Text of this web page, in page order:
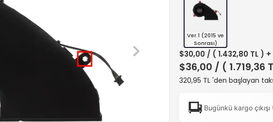
Ver.1 (2015 ve
Sonrası)
$30,00 / ( 1.432,80 TL )
$36,00 / ( 1.719,36
320,95 TL 'den başlayan
Bugünkü kargo